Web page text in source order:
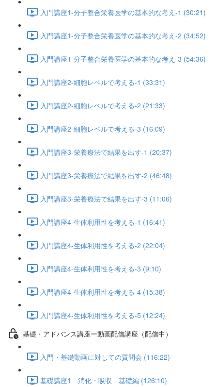
入門講座1-分子整合栄養医学の基本的な考え-1 (30:21)
入門講座1-分子整合栄養医学の基本的な考え-2 (34:52)
入門講座1-分子整合栄養医学の基本的な考え-3 (54:36)
入門講座2-細胞レベルで考える-1 (33:31)
入門講座2-細胞レベルで考える-2 (21:33)
入門講座2-細胞レベルで考える-3 (16:09)
入門講座3-栄養療法で結果を出す-1 (20:37)
入門講座3-栄養療法で結果を出す-2 (46:48)
入門講座3-栄養療法で結果を出す-3 (11:06)
入門講座4-生体利用性を考える-1 (16:41)
入門講座4-生体利用性を考える-2 (22:04)
入門講座4-生体利用性を考える-3 (9:10)
入門講座4-生体利用性を考える-4 (15:38)
入門講座4-生体利用性を考える-5 (12:24)
基礎・アドバンス講座ー動画配信講座（配信中）
入門・基礎動画に対しての質問会 (116:22)
基礎講座1 消化・吸収 基礎編 (126:10)